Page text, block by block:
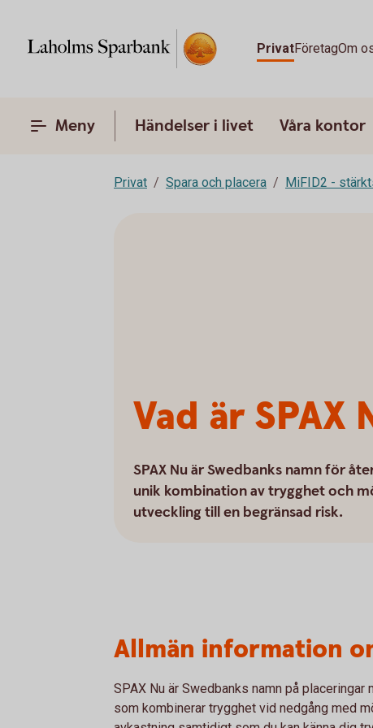
PrivatFöretagOm
Meny Händelser i livet Våra kontor
Privat Spara och placera MiFID2 -
Vad är SPAX
SPAX Nu är Swedbanks namn för
unik kombination av trygghet och
utveckling till en begränsad risk.
Allmän information
SPAX Nu är Swedbanks namn på
som kombinerar trygghet vid nedgång med